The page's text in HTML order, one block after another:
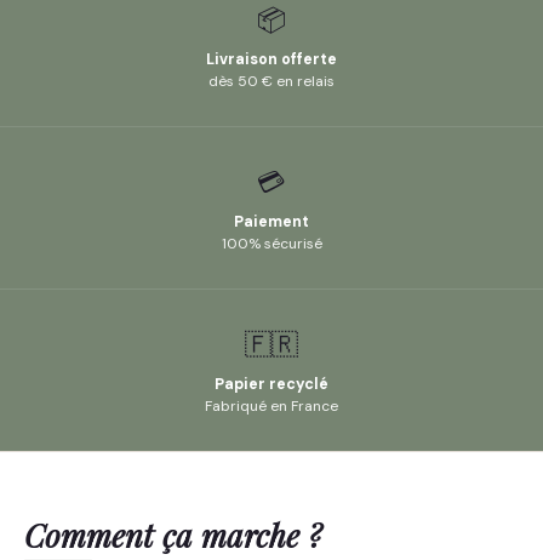
📦
Livraison offerte
dès 50 € en relais
💳
Paiement
100% sécurisé
🇫🇷
Papier recyclé
Fabriqué en France
Comment ça marche ?